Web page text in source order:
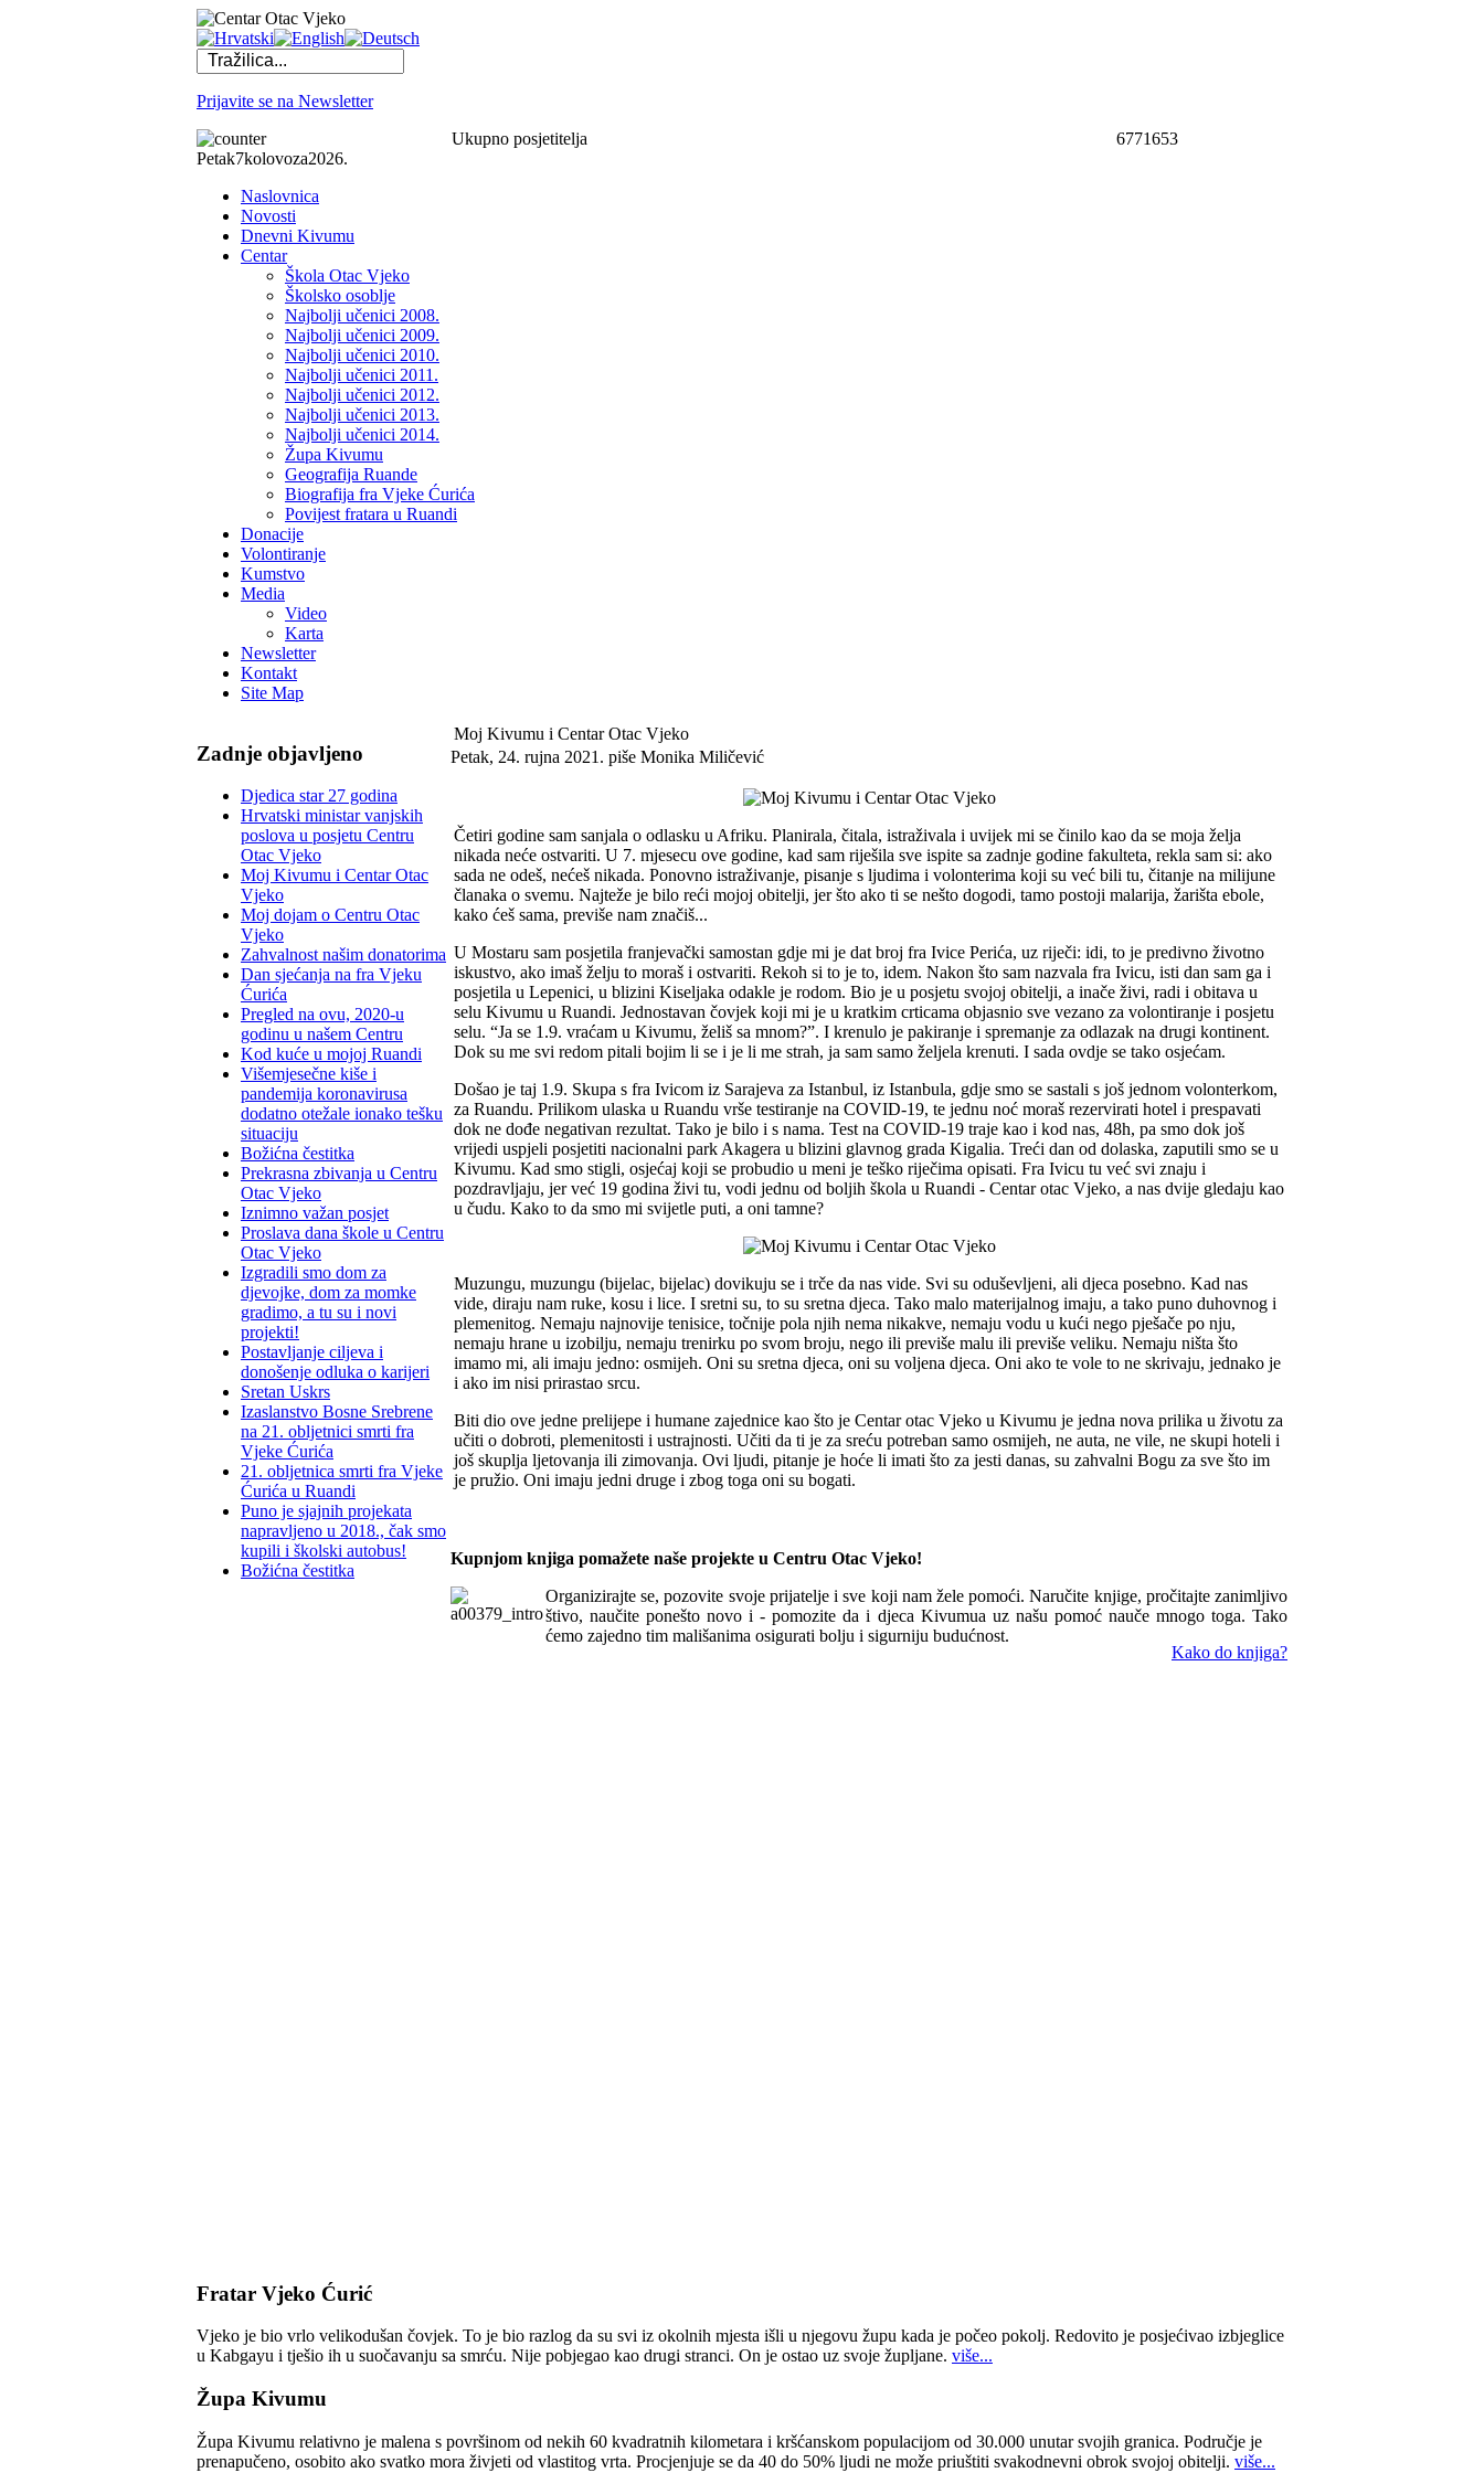
Prijavite se na Newsletter
Ukupno posjetitelja
6771653
Petak7kolovoza2026.
Naslovnica
Novosti
Dnevni Kivumu
Centar
Škola Otac Vjeko
Školsko osoblje
Najbolji učenici 2008.
Najbolji učenici 2009.
Najbolji učenici 2010.
Najbolji učenici 2011.
Najbolji učenici 2012.
Najbolji učenici 2013.
Najbolji učenici 2014.
Župa Kivumu
Geografija Ruande
Biografija fra Vjeke Ćurića
Povijest fratara u Ruandi
Donacije
Volontiranje
Kumstvo
Media
Video
Karta
Newsletter
Kontakt
Site Map
Zadnje objavljeno
Djedica star 27 godina
Hrvatski ministar vanjskih
poslova u posjetu Centru
Otac Vjeko
Moj Kivumu i Centar Otac
Vjeko
Moj dojam o Centru Otac
Vjeko
Zahvalnost našim donatorima
Dan sjećanja na fra Vjeku
Ćurića
Pregled na ovu, 2020-u
godinu u našem Centru
Kod kuće u mojoj Ruandi
Višemjesečne kiše i
pandemija koronavirusa
dodatno otežale ionako tešku
situaciju
Božićna čestitka
Prekrasna zbivanja u Centru
Otac Vjeko
Iznimno važan posjet
Proslava dana škole u Centru
Otac Vjeko
Izgradili smo dom za
djevojke, dom za momke
gradimo, a tu su i novi
projekti!
Postavljanje ciljeva i
donošenje odluka o karijeri
Sretan Uskrs
Izaslanstvo Bosne Srebrene
na 21. obljetnici smrti fra
Vjeke Ćurića
21. obljetnica smrti fra Vjeke
Ćurića u Ruandi
Puno je sjajnih projekata
napravljeno u 2018., čak smo
kupili i školski autobus!
Božićna čestitka
Moj Kivumu i Centar Otac Vjeko
Petak, 24. rujna 2021. piše Monika Miličević
Četiri godine sam sanjala o odlasku u Afriku. Planirala, čitala, istraživala i uvijek mi se činilo kao da se moja želja
nikada neće ostvariti. U 7. mjesecu ove godine, kad sam riješila sve ispite sa zadnje godine fakulteta, rekla sam si: ako
sada ne odeš, nećeš nikada. Ponovno istraživanje, pisanje s ljudima i volonterima koji su već bili tu, čitanje na milijune
članaka o svemu. Najteže je bilo reći mojoj obitelji, jer što ako ti se nešto dogodi, tamo postoji malarija, žarišta ebole,
kako ćeš sama, previše nam značiš...
U Mostaru sam posjetila franjevački samostan gdje mi je dat broj fra Ivice Perića, uz riječi: idi, to je predivno životno
iskustvo, ako imaš želju to moraš i ostvariti. Rekoh si to je to, idem. Nakon što sam nazvala fra Ivicu, isti dan sam ga i
posjetila u Lepenici, u blizini Kiseljaka odakle je rodom. Bio je u posjetu svojoj obitelji, a inače živi, radi i obitava u
selu Kivumu u Ruandi. Jednostavan čovjek koji mi je u kratkim crticama objasnio sve vezano za volontiranje i posjetu
selu. “Ja se 1.9. vraćam u Kivumu, želiš sa mnom?”. I krenulo je pakiranje i spremanje za odlazak na drugi kontinent.
Dok su me svi redom pitali bojim li se i je li me strah, ja sam samo željela krenuti. I sada ovdje se tako osjećam.
Došao je taj 1.9. Skupa s fra Ivicom iz Sarajeva za Istanbul, iz Istanbula, gdje smo se sastali s još jednom volonterkom,
za Ruandu. Prilikom ulaska u Ruandu vrše testiranje na COVID-19, te jednu noć moraš rezervirati hotel i prespavati
dok ne dođe negativan rezultat. Tako je bilo i s nama. Test na COVID-19 traje kao i kod nas, 48h, pa smo dok još
vrijedi uspjeli posjetiti nacionalni park Akagera u blizini glavnog grada Kigalia. Treći dan od dolaska, zaputili smo se u
Kivumu. Kad smo stigli, osjećaj koji se probudio u meni je teško riječima opisati. Fra Ivicu tu već svi znaju i
pozdravljaju, jer već 19 godina živi tu, vodi jednu od boljih škola u Ruandi - Centar otac Vjeko, a nas dvije gledaju kao
u čudu. Kako to da smo mi svijetle puti, a oni tamne?
Muzungu, muzungu (bijelac, bijelac) dovikuju se i trče da nas vide. Svi su oduševljeni, ali djeca posebno. Kad nas
vide, diraju nam ruke, kosu i lice. I sretni su, to su sretna djeca. Tako malo materijalnog imaju, a tako puno duhovnog i
plemenitog. Nemaju najnovije tenisice, točnije pola njih nema nikakve, nemaju vodu u kući nego pješače po nju,
nemaju hrane u izobilju, nemaju trenirku po svom broju, nego ili previše malu ili previše veliku. Nemaju ništa što
imamo mi, ali imaju jedno: osmijeh. Oni su sretna djeca, oni su voljena djeca. Oni ako te vole to ne skrivaju, jednako je
i ako im nisi prirastao srcu.
Biti dio ove jedne prelijepe i humane zajednice kao što je Centar otac Vjeko u Kivumu je jedna nova prilika u životu za
učiti o dobroti, plemenitosti i ustrajnosti. Učiti da ti je za sreću potreban samo osmijeh, ne auta, ne vile, ne skupi hoteli i
još skuplja ljetovanja ili zimovanja. Ovi ljudi, pitanje je hoće li imati što za jesti danas, su zahvalni Bogu za sve što im
je pružio. Oni imaju jedni druge i zbog toga oni su bogati.
Kupnjom knjiga pomažete naše projekte u Centru Otac Vjeko!
Organizirajte se, pozovite svoje prijatelje i sve koji nam žele pomoći. Naručite knjige, pročitajte zanimljivo
štivo, naučite ponešto novo i - pomozite da i djeca Kivumua uz našu pomoć nauče mnogo toga. Tako
ćemo zajedno tim mališanima osigurati bolju i sigurniju budućnost.
Kako do knjiga?
Fratar Vjeko Ćurić
Vjeko je bio vrlo velikodušan čovjek. To je bio razlog da su svi iz okolnih mjesta išli u njegovu župu kada je počeo pokolj. Redovito je posjećivao izbjeglice
u Kabgayu i tješio ih u suočavanju sa smrću. Nije pobjegao kao drugi stranci. On je ostao uz svoje župljane. više...
Župa Kivumu
Župa Kivumu relativno je malena s površinom od nekih 60 kvadratnih kilometara i kršćanskom populacijom od 30.000 unutar svojih granica. Područje je
prenapučeno, osobito ako svatko mora živjeti od vlastitog vrta. Procjenjuje se da 40 do 50% ljudi ne može priuštiti svakodnevni obrok svojoj obitelji. više...